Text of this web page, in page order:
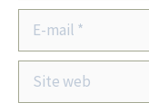
mail
Site
web